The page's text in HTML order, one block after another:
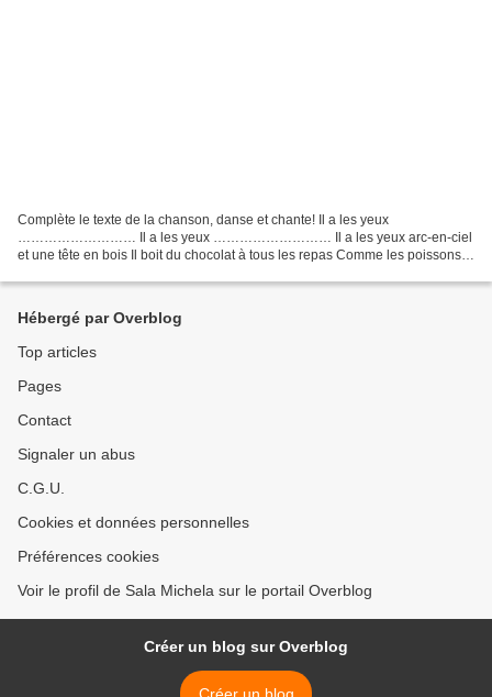
Complète le texte de la chanson, danse et chante! Il a les yeux
……………………… Il a les yeux ……………………… Il a les yeux arc-en-ciel
et une tête en bois Il boit du chocolat à tous les repas Comme les poissons
Hébergé par Overblog
Top articles
Pages
Contact
Signaler un abus
C.G.U.
Cookies et données personnelles
Préférences cookies
Voir le profil de Sala Michela sur le portail Overblog
Créer un blog sur Overblog